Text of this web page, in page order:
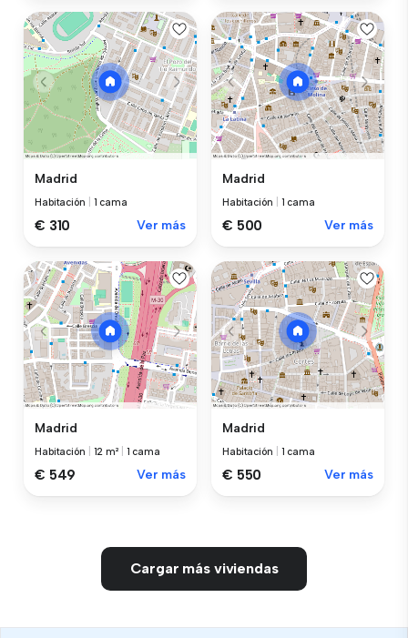
Madrid
Habitación 1 cama
€ 310 Ver más
Madrid
Habitación 1 cama
€ 500 Ver más
Madrid
Habitación 12 m² 1 cama
€ 549 Ver más
Madrid
Habitación 1 cama
€ 550 Ver más
Cargar más viviendas